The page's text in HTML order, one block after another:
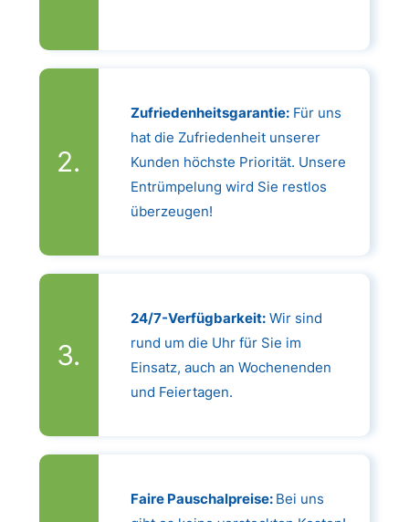
Zufriedenheitsgarantie:Für uns
hat die Zufriedenheit unserer
Kunden höchste Priorität. Unsere
Entrümpelung wird Sie restlos
überzeugen!
24/7-Verfügbarkeit:Wir sind
rund um die Uhr für Sie im
Einsatz, auch an Wochenenden
und Feiertagen.
Faire Pauschalpreise: Bei uns